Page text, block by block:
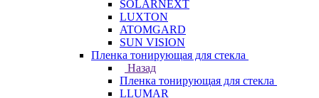
SOLARNEXT
LUXTON
ATOMGARD
SUN VISION
Пленка тонирующая для стекла
Назад
Пленка тонирующая для стекла
LLUMAR